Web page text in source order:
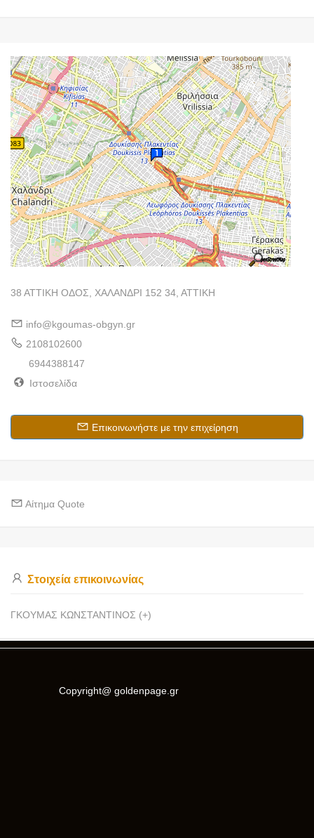
38 ΑΤΤΙΚΗ ΟΔΟΣ, ΧΑΛΑΝΔΡΙ 152 34, ΑΤΤΙΚΗ
info@kgoumas-obgyn.gr
2108102600
6944388147
Ιστοσελίδα
Επικοινωνήστε με την επιχείρηση
Αίτημα Quote
Στοιχεία επικοινωνίας
ΓΚΟΥΜΑΣ ΚΩΝΣΤΑΝΤΙΝΟΣ (+)
Copyright@ goldenpage.gr